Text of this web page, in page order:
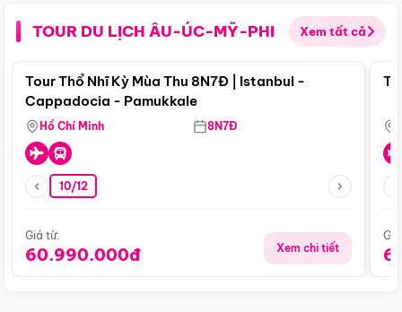
TOUR DU LỊCH ÂU-ÚC-MỸ-PHI Xem tất cả
Điểm nổi bật
Tour Thổ Nhĩ Kỳ Mùa Thu 8N7Đ | Istanbul -
Cappadocia - Pamukkale
Hồ Chí Minh 8N7Đ
10/12
Giá từ:
60.990.000đ Xem chi tiết